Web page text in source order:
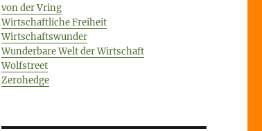
von der Vring
Wirtschaftliche Freiheit
Wirtschaftswunder
Wunderbare Welt der Wirtschaft
Wolfstreet
Zerohedge